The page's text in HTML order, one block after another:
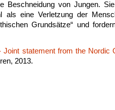
Beschneidung von Jungen.
als eine Verletzung der
Grundsätze“ und
statement from the Nordic
2013.